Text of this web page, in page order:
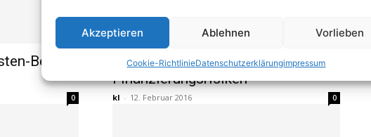
Akzeptieren Ablehnen Vorlieben
Cookie-RichtlinieDatenschutzerklärungimpressum
Belege
0
Banken & Versicherungen
Gut gerüstet gegen fünf
Finanzierungsrisiken
kl - 12. Februar 2016 0